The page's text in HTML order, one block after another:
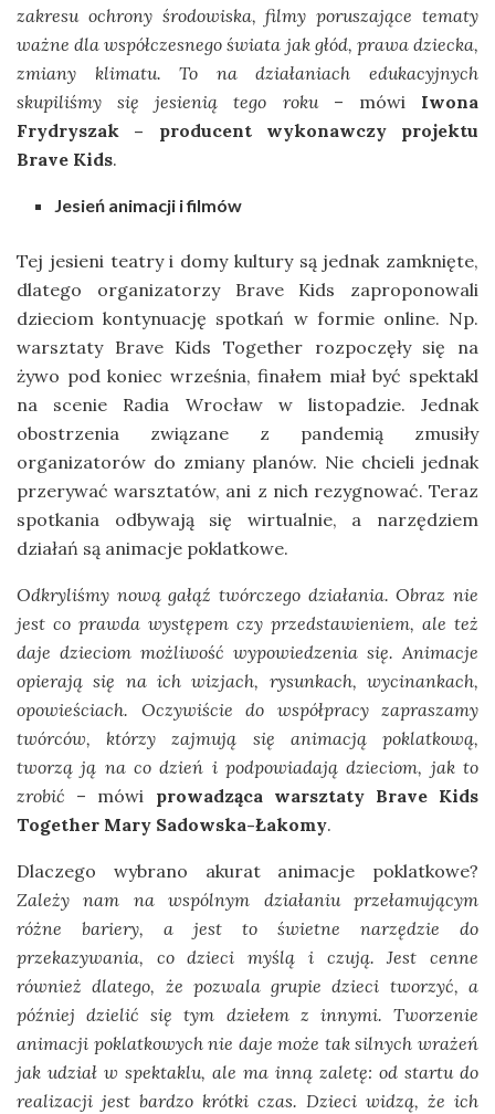
zakresu ochrony środowiska, filmy poruszające tematy
ważne dla współczesnego świata jak głód, prawa dziecka,
zmiany klimatu. To na działaniach edukacyjnych
skupiliśmy się jesienią tego roku– mówi Iwona
Frydryszak – producent wykonawczy projektu
Brave Kids.
Jesień animacji i filmów
Tej jesieni teatry i domy kultury są jednak zamknięte,
dlatego organizatorzy Brave Kids zaproponowali
dzieciom kontynuację spotkań w formie online. Np.
warsztaty Brave Kids Together rozpoczęły się na
żywo pod koniec września, finałem miał być spektakl
na scenie Radia Wrocław w listopadzie. Jednak
obostrzenia związane z pandemią zmusiły
organizatorów do zmiany planów. Nie chcieli jednak
przerywać warsztatów, ani z nich rezygnować. Teraz
spotkania odbywają się wirtualnie, a narzędziem
działań są animacje poklatkowe.
Odkryliśmy nową gałąź twórczego działania. Obraz nie
jest co prawda występem czy przedstawieniem, ale też
daje dzieciom możliwość wypowiedzenia się. Animacje
opierają się na ich wizjach, rysunkach, wycinankach,
opowieściach. Oczywiście do współpracy zapraszamy
twórców, którzy zajmują się animacją poklatkową,
tworzą ją na co dzień i podpowiadają dzieciom, jak to
zrobić – mówi prowadząca warsztaty Brave Kids
Together Mary Sadowska-Łakomy.
Dlaczego wybrano akurat animacje poklatkowe?
Zależy nam na wspólnym działaniu przełamującym
różne bariery, a jest to świetne narzędzie do
przekazywania, co dzieci myślą i czują. Jest cenne
również dlatego, że pozwala grupie dzieci tworzyć, a
później dzielić się tym dziełem z innymi. Tworzenie
animacji poklatkowych nie daje może tak silnych wrażeń
jak udział w spektaklu, ale ma inną zaletę: od startu do
realizacji jest bardzo krótki czas. Dzieci widzą, że ich